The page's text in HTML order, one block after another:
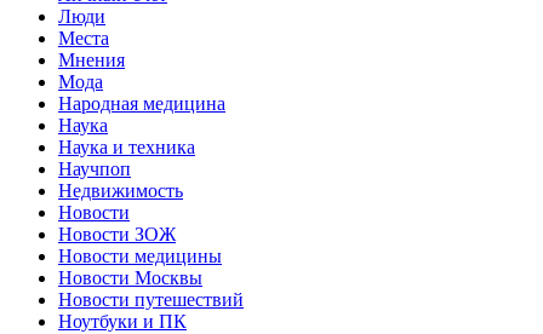
Люди
Места
Мнения
Мода
Народная медицина
Наука
Наука и техника
Научпоп
Недвижимость
Новости
Новости ЗОЖ
Новости медицины
Новости Москвы
Новости путешествий
Ноутбуки и ПК